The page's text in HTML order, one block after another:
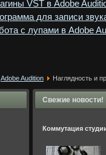
VST в Adobe
для записи
с лупами в Adobe
Adobe Audition Наглядность и
Свежие новости!
Коммутация